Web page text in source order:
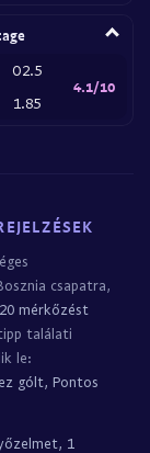
O2.5
1.85
4.1/10
csapatra,
20 mérkőzést
találati
le:
gólt, Pontos
1